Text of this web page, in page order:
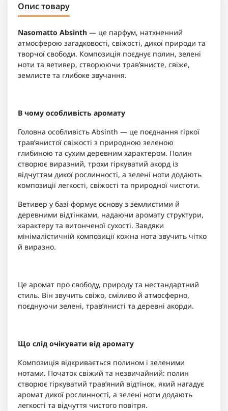
Опис товару
Nasomatto Absinth — це парфум, натхненний
атмосферою загадковості, свіжості, дикої природи та
творчої свободи. Композиція поєднує полин, зелені
ноти та ветивер, створюючи трав’янисте, свіже,
землисте та глибоке звучання.
В чому особливість аромату
Головна особливість Absinth — це поєднання гіркої
трав’янистої свіжості з природною зеленою
глибиною та сухим деревним характером. Полин
створює виразний, трохи гіркуватий акорд із
відчуттям дикої рослинності, а зелені ноти додають
композиції легкості, свіжості та природної чистоти.
Ветивер у базі формує основу з землистими й
деревними відтінками, надаючи аромату структури,
характеру та витонченої сухості. Завдяки
мінімалістичній композиції кожна нота звучить чітко
й виразно.
Це аромат про свободу, природу та нестандартний
стиль. Він звучить свіжо, сміливо й атмосферно,
поєднуючи зелені, трав’янисті та деревні акорди.
Що слід очікувати від аромату
Композиція відкривається полином і зеленими
нотами. Початок свіжий та незвичайний: полин
створює гіркуватий трав’яний відтінок, який нагадує
аромат дикої рослинності, а зелені ноти додають
легкості та відчуття чистого повітря.